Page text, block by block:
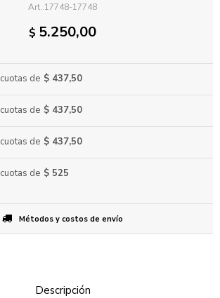
17748-17748
$ 5.250,00
cuotas de $ 437,50
cuotas de $ 437,50
cuotas de $ 437,50
cuotas de $ 525
Métodos y costos de envío
Descripción